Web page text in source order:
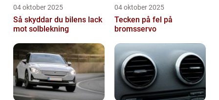
04 oktober 2025
Så skyddar du bilens lack
mot solblekning
04 oktober 2025
Tecken på fel på
bromsservo